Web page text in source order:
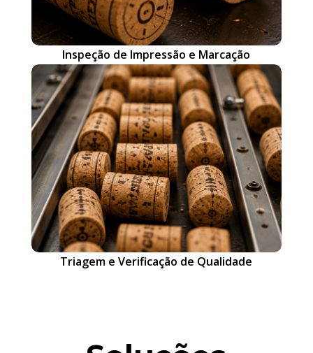
Inspeção de Impressão e Marcação
Triagem e Verificação de Qualidade